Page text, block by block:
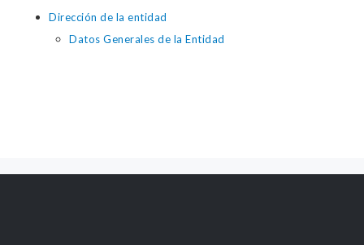
Dirección de la entidad
Datos Generales de la Entidad